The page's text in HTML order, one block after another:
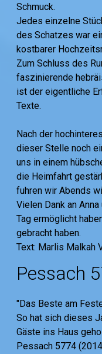
Schmuck.
Jedes einzelne
des Schatzes war
kostbarer
Zum Schluss des
faszinierende
ist der eigentliche
Texte.
Nach der
dieser Stelle noch
uns in einem
die Heimfahrt
fuhren wir Abends
Vielen Dank an
Tag ermöglicht
gebracht haben.
Text: Marlis
Pessach
"Das Beste am
So hat sich dieses
Gäste ins Haus
Pessach 5774